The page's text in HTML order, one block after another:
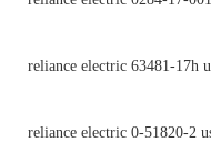
reliance electric 63481-17h
reliance electric 0-51820-2